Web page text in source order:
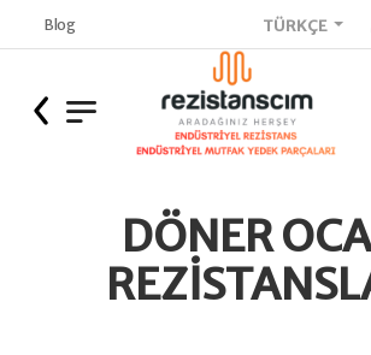
Blog TÜRKÇE
DÖNER